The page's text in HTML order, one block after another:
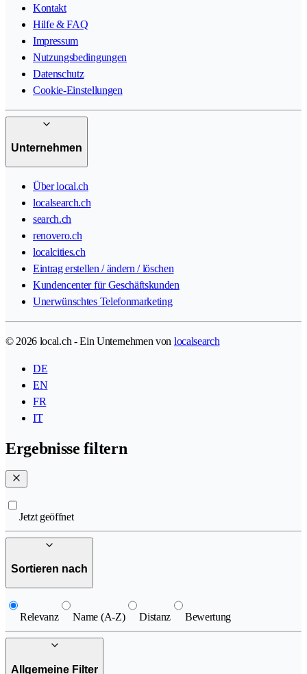
Kontakt
Hilfe & FAQ
Impressum
Nutzungsbedingungen
Datenschutz
Cookie-Einstellungen
Unternehmen
Über local.ch
localsearch.ch
search.ch
renovero.ch
localcities.ch
Eintrag erstellen / ändern / löschen
Kundencenter für Geschäftskunden
Unerwünschtes Telefonmarketing
© 2026 local.ch - Ein Unternehmen von localsearch
DE
EN
FR
IT
Ergebnisse filtern
Jetzt geöffnet
Sortieren nach
Relevanz Name (A-Z) Distanz Bewertung
Allgemeine Filter